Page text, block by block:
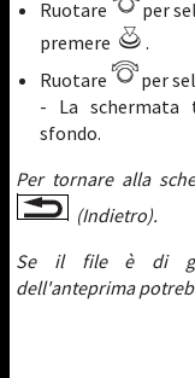
Ruotare
per
premere
.
Ruotare
per
- La schermata
sfondo.
Per tornare alla
(Indietro).
Se il file è di
dell'anteprima